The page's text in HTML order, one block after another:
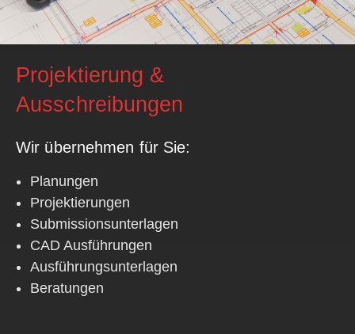
Projektierung &
Ausschreibungen
Wir übernehmen für Sie:
Planungen
Projektierungen
Submissionsunterlagen
CAD Ausführungen
Ausführungsunterlagen
Beratungen